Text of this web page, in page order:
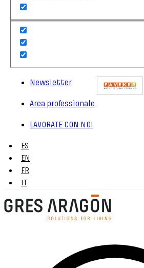
Newsletter
Area professionale
LAVORATE CON NOI
ES
EN
FR
IT